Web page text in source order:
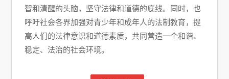
智和清醒的头脑，坚守法律和道德的底线。同时，也
呼吁社会各界加强对青少年和成年人的法制教育，提
高人们的法律意识和道德素质，共同营造一个和谐、
稳定、法治的社会环境。